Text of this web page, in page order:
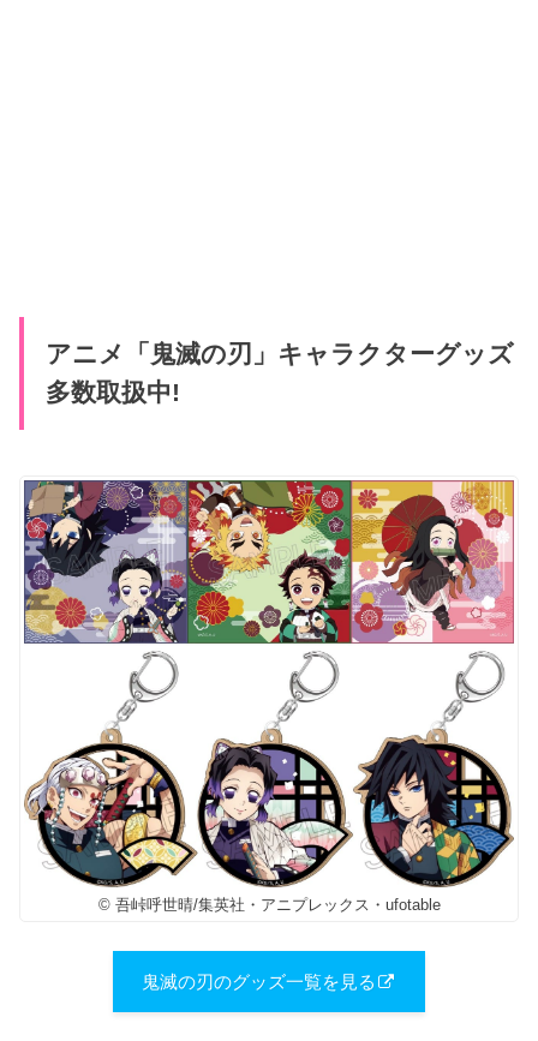
アニメ「鬼滅の刃」キャラクターグッズ
多数取扱中!
© 吾峠呼世晴/集英社・アニプレックス・ufotable
鬼滅の刃のグッズ一覧を見る